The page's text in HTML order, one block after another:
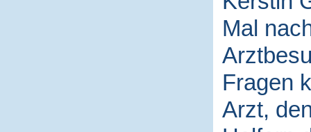
Mal
Fragen
Arzt,